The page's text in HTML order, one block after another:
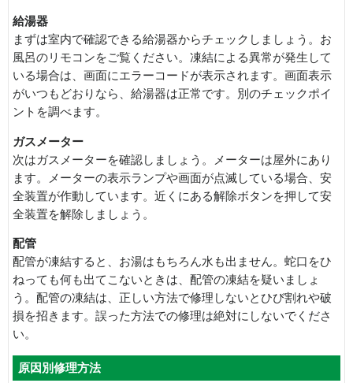
給湯器
まずは室内で確認できる給湯器からチェックしましょう。お
風呂のリモコンをご覧ください。凍結による異常が発生して
いる場合は、画面にエラーコードが表示されます。画面表示
がいつもどおりなら、給湯器は正常です。別のチェックポイ
ントを調べます。
ガスメーター
次はガスメーターを確認しましょう。メーターは屋外にあり
ます。メーターの表示ランプや画面が点滅している場合、安
全装置が作動しています。近くにある解除ボタンを押して安
全装置を解除しましょう。
配管
配管が凍結すると、お湯はもちろん水も出ません。蛇口をひ
ねっても何も出てこないときは、配管の凍結を疑いましょ
う。配管の凍結は、正しい方法で修理しないとひび割れや破
損を招きます。誤った方法での修理は絶対にしないでくださ
い。
原因別修理方法